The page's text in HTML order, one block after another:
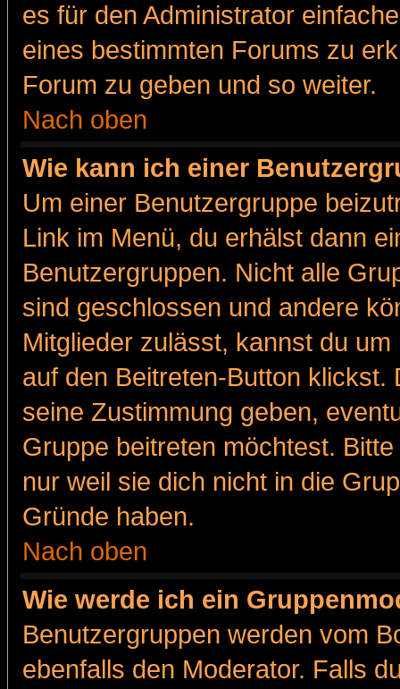
es für den Administrator
eines bestimmten Forums zu
Forum zu geben und so weiter.
Nach oben
Wie kann ich einer
Um einer Benutzergruppe
Link im Menü, du erhälst dann
Benutzergruppen. Nicht alle
sind geschlossen und andere
Mitglieder zulässt, kannst du
auf den Beitreten-Button
seine Zustimmung geben,
Gruppe beitreten möchtest.
nur weil sie dich nicht in die
Gründe haben.
Nach oben
Wie werde ich ein
Benutzergruppen werden vom
ebenfalls den Moderator. Falls